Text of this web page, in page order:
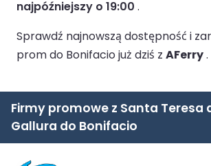
najpóźniejszy o 19:00 .
Sprawdź najnowszą dostępność i
prom do Bonifacio już dziś z AFerry.
Firmy promowe z Santa Teresa
Gallura do Bonifacio